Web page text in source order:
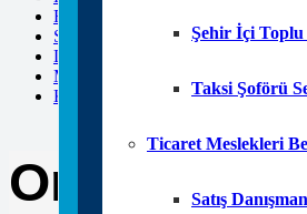
Şehir İçi Toplu
Taksi Şoförü
Ticaret Meslekleri
Satış
Forklift Sınav Sonuçları Ne Zaman
Satış Danışmanı Seviye 3 ile
Lojistik Şoförleri için Zorunlu
Makine Teknikeri Belgesi Nereden
Kaynak Operatörü için Eğitim
Online